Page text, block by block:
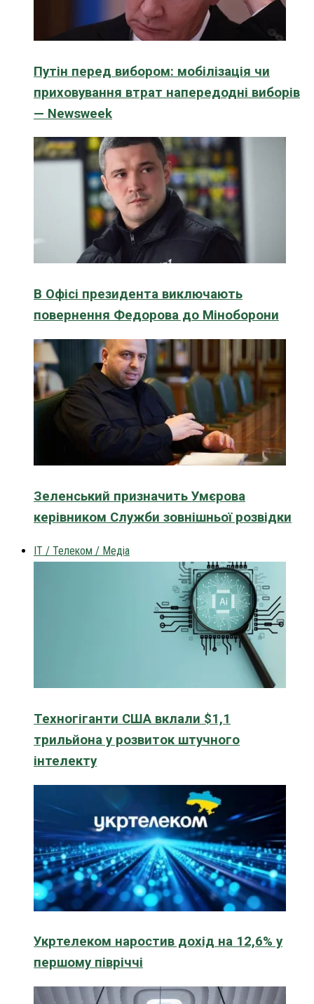
Путін перед вибором: мобілізація чи
приховування втрат напередодні виборів
— Newsweek
В Офісі президента виключають
повернення Федорова до Міноборони
Зеленський призначить Умєрова
керівником Служби зовнішньої розвідки
IT / Телеком / Медіа
Техногіганти США вклали $1,1
трильйона у розвиток штучного
інтелекту
Укртелеком наростив дохід на 12,6% у
першому півріччі